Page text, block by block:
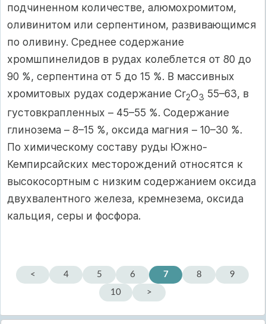
подчиненном количестве, алюмохромитом,
оливинитом или серпентином, развивающимся
по оливину. Среднее содержание
хромшпинелидов в рудах колеблется от 80 до
90 %, серпентина от 5 до 15 %. В массивных
хромитовых рудах содержание Сr2О3 55–63, в
густовкрапленных – 45–55 %. Содержание
глинозема – 8–15 %, оксида магния – 10–30 %.
По химическому составу руды Южно-
Кемпирсайских месторо­ждений относятся к
высокосортным с низким содержанием оксида
двух­валентного железа, кремнезема, оксида
кальция, серы и фосфора.
< 4 5 6 7 8
9
10
>